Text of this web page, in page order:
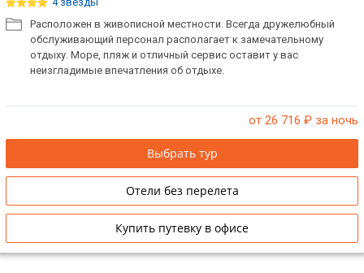
Расположен в живописной местности. Всегда дружелюбный
обслуживающий персонал располагает к замечательному
отдыху. Море, пляж и отличный сервис оставит у вас
неизгладимые впечатления об отдыхе.
от 26 716 ₽ за ночь
Выбрать тур
Отели без перелета
Купить путевку в офисе